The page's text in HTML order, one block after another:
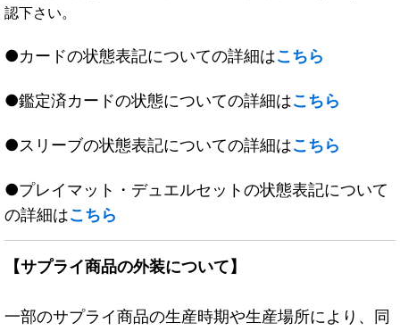
認下さい。
●カードの状態表記についての詳細はこちら
●鑑定済カードの状態についての詳細はこちら
●スリーブの状態表記についての詳細はこちら
●プレイマット・デュエルセットの状態表記について
の詳細はこちら
【サプライ商品の外装について】
一部のサプライ商品の生産時期や生産場所により、同